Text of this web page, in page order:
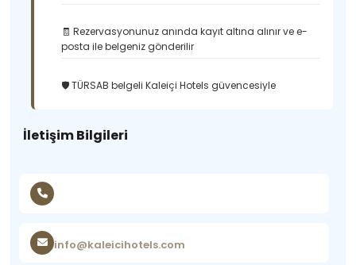
🧾 Rezervasyonunuz anında kayıt altına alınır ve e-
posta ile belgeniz gönderilir
🛡️ TÜRSAB belgeli Kaleiçi Hotels güvencesiyle
İletişim Bilgileri
info@kaleicihotels.com